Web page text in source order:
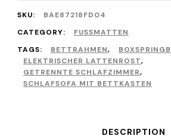
SKU:
BAE87218FD04
CATEGORY:
FUSSMATTEN
TAGS:
BETTRAHMEN,
ELEKTRISCHER LATTENROST,
GETRENNTE SCHLAFZIMMER,
SCHLAFSOFA MIT BETTKASTEN
DESCRIPTION